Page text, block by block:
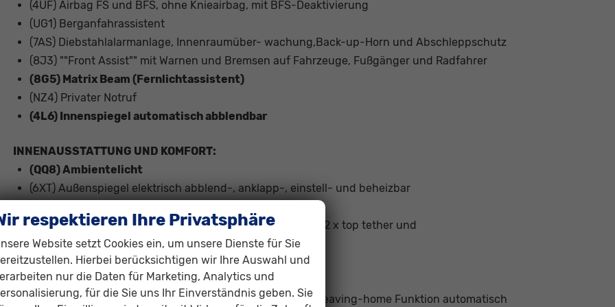
(4UF) Airbag FS und BFS, ohne Knieairbag, mit BFS-Deaktivierung
(UG1) Berganfahrassistent
(7AS) Diebstahlalarmanlage, Innenraumüber- wachung,Back-up-Horn und Abschleppschutz
(8J3) ""Front Assist"" mit Warnen und Bremsen auf Fahrzeuge, Fußgänger und Radfahrer
(8G5) Matrix Beam (Fernlichtassistent)
(NZ4) Privater Notruf
(4L6) Innenspiegel automatisch abblendbar
INNENAUSSTATTUNG UND KOMFORT:
(QQ8) Ambientelicht
(6XT) Außenspiegel elektrisch abblend-, anklapp-, einstell- und beheizbar
(3A2) Kindersitzverankerung für Kindersitzsystem I-Size, 2 x top tether und
Kindersitzverankerung vorn BF-Seite
(3KP) plus 2 Sitze in 3. Sitzreihe = 7 Sitzer
(2PE) Ledersportmultifunktionslenkrad mit Tiptronic
(9I5) Tagesfahrlicht mit Assistenzfahrlicht u.Coming- u. Leaving-home Funktion automatisch
respektieren Ihre Privatsphäre
Website setzt Cookies ein, um unsere Dienste für Sie
Hierbei berücksichtigen wir Ihre Auswahl und
nur die Daten für Marketing, Analytics und
für die Sie uns Ihr Einverständnis geben. Sie